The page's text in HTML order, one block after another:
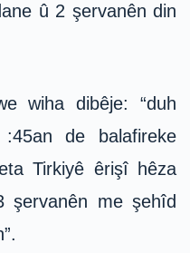
û 2 şervanên din
wiha dibêje: “duh
de balafireke
Tirkiyê êrişî hêza
şervanên me şehîd